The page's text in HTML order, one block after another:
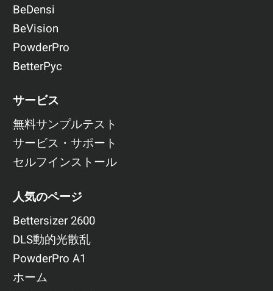
BeDensi
BeVision
PowderPro
BetterPyc
サービス
無料サンプルテスト
サービス・サポート
セルフインストール
人気のページ
Bettersizer 2600
DLS動的光散乱
PowderPro A1
ホーム